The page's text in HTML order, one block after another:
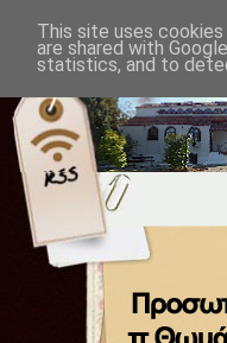
This site uses
are shared with
statistics, and to